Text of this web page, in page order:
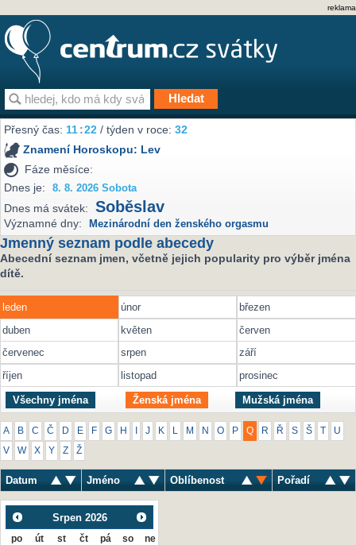
reklama
Přesný čas:11:22 / týden v roce:32
Znamení Horoskopu: Lev
Fáze měsíce:
Dnes je:
8. 8. 2026 Sobota
Dnes má svátek: Soběslav
Významné dny: Mezinárodní den ženského orgasmu
Jmenný seznam podle abecedy
Abecední seznam jmen, včetně jejich popularity pro výběr jména
dítě.
leden únor
březen
duben
květen
červen
červenec
srpen
září
říjen
listopad prosinec
Všechny jména Ženská jména Mužská jména
A B C Č D E F G H J K M N O P Q R Ř S Š U
V W X Y Z Ž
Datum Jméno Oblíbenost Pořadí
Srpen 2026
po út st čt pá so ne